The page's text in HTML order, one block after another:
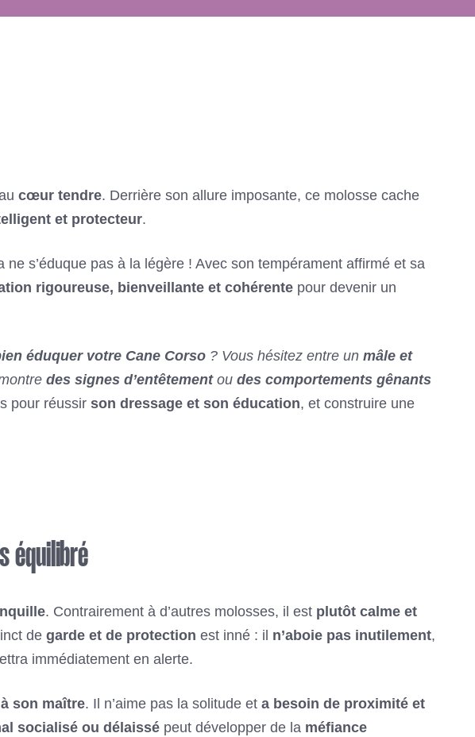
cœur tendre. Derrière son allure imposante, ce molosse cache
et protecteur.
s’éduque pas à la légère ! Avec son tempérament affirmé et sa
rigoureuse, bienveillante et cohérentepour devenir un
éduquer votre Cane Corso? Vous hésitez entre un mâle et
des signes d’entêtementou des comportements gênants
pour réussir son dressage et son éducation, et construire une
équilibré
. Contrairement à d’autres molosses, il est plutôt calme et
de garde et de protection est inné : il n’aboie pas inutilement,
immédiatement en alerte.
son maître. Il n’aime pas la solitude et a besoin de proximité et
socialisé ou délaissépeut développer de la méfiance